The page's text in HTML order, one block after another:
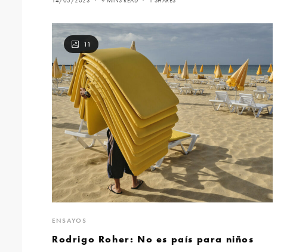
11
ENSAYOS
Rodrigo Roher: No es país para niños